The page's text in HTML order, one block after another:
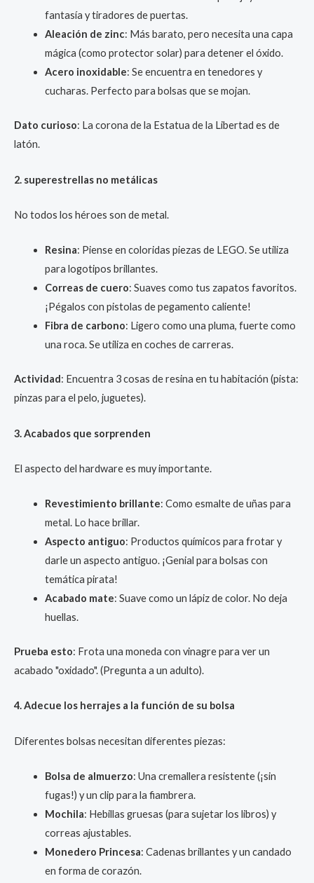
fantasía y tiradores de puertas.
Aleación de zinc: Más barato, pero necesita una capa
mágica (como protector solar) para detener el óxido.
Acero inoxidable: Se encuentra en tenedores y
cucharas. Perfecto para bolsas que se mojan.
Dato curioso: La corona de la Estatua de la Libertad es de
latón.
2. superestrellas no metálicas
No todos los héroes son de metal.
Resina: Piense en coloridas piezas de LEGO. Se utiliza
para logotipos brillantes.
Correas de cuero: Suaves como tus zapatos favoritos.
¡Pégalos con pistolas de pegamento caliente!
Fibra de carbono: Ligero como una pluma, fuerte como
una roca. Se utiliza en coches de carreras.
Actividad: Encuentra 3 cosas de resina en tu habitación (pista:
pinzas para el pelo, juguetes).
3. Acabados que sorprenden
El aspecto del hardware es muy importante.
Revestimiento brillante: Como esmalte de uñas para
metal. Lo hace brillar.
Aspecto antiguo: Productos químicos para frotar y
darle un aspecto antiguo. ¡Genial para bolsas con
temática pirata!
Acabado mate: Suave como un lápiz de color. No deja
huellas.
Prueba esto: Frota una moneda con vinagre para ver un
acabado "oxidado". (Pregunta a un adulto).
4. Adecue los herrajes a la función de su bolsa
Diferentes bolsas necesitan diferentes piezas:
Bolsa de almuerzo: Una cremallera resistente (¡sin
fugas!) y un clip para la fiambrera.
Mochila: Hebillas gruesas (para sujetar los libros) y
correas ajustables.
Monedero Princesa: Cadenas brillantes y un candado
en forma de corazón.